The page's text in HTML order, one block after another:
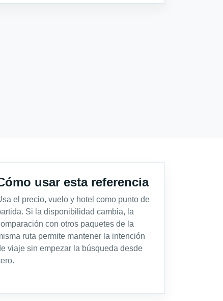
usar esta referencia
el precio, vuelo y hotel como punto de
Si la disponibilidad cambia, la
con otros paquetes de la
ruta permite mantener la intención
viaje sin empezar la búsqueda desde